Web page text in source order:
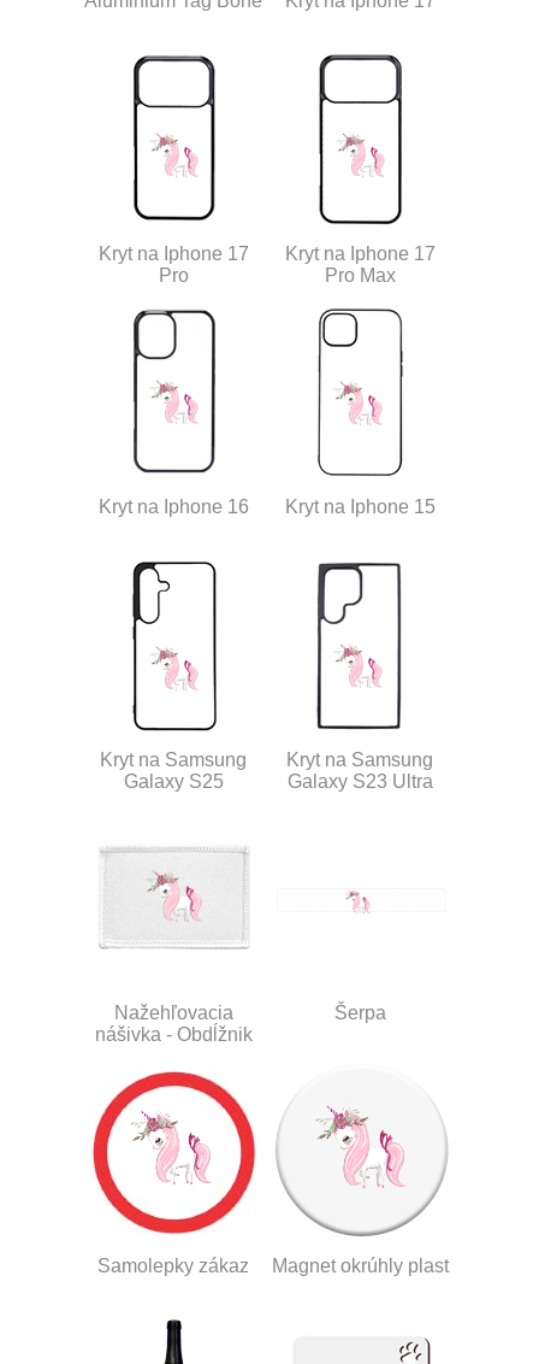
Kryt na Iphone 17
Pro
Kryt na Iphone 17
Pro Max
Kryt na Iphone 16 Kryt na Iphone 15
Kryt na Samsung
Galaxy S25
Kryt na Samsung
Galaxy S23 Ultra
Nažehľovacia
nášivka - Obdĺžnik
Šerpa
Samolepky zákaz Magnet okrúhly plast